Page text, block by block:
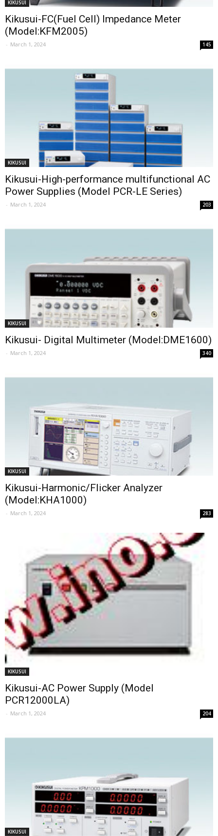
KIKUSUI
Kikusui-FC(Fuel Cell) Impedance Meter
(Model:KFM2005)
- March 1, 2024 145
KIKUSUI
Kikusui-High-performance multifunctional AC
Power Supplies (Model PCR-LE Series)
- March 1, 2024 203
KIKUSUI
Kikusui- Digital Multimeter (Model:DME1600)
- March 1, 2024 340
KIKUSUI
Kikusui-Harmonic/Flicker Analyzer
(Model:KHA1000)
- March 1, 2024 283
KIKUSUI
Kikusui-AC Power Supply (Model
PCR12000LA)
- March 1, 2024 204
KIKUSUI